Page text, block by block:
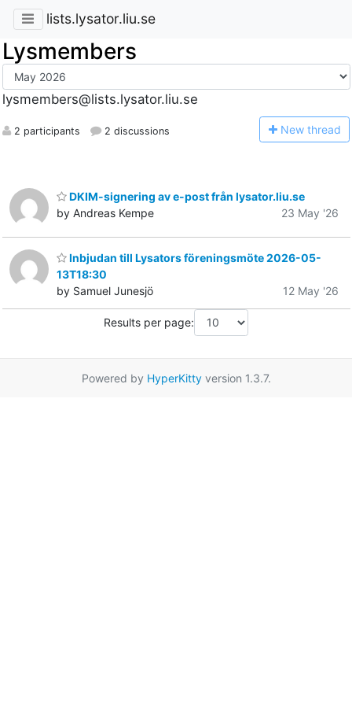
lists.lysator.liu.se
Lysmembers
lysmembers@lists.lysator.liu.se
2 participants 2 discussions New thread
DKIM-signering av e-post från lysator.liu.se
by Andreas Kempe
23 May '26
Inbjudan till Lysators föreningsmöte 2026-05-
13T18:30
by Samuel Junesjö
12 May '26
Results per page:
Powered by HyperKittyversion 1.3.7.